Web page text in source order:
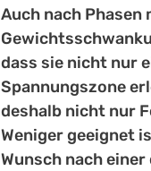
Auch nach
dass sie nicht nur
Spannungszone
deshalb nicht nur
Weniger geeignet
Wunsch nach